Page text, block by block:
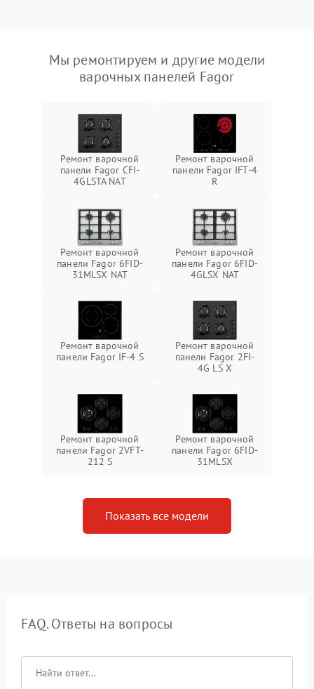
Мы ремонтируем и другие модели
варочных панелей Fagor
Ремонт варочной
панели Fagor CFI-
4GLSTA NAT
Ремонт варочной
панели Fagor IFT-4
R
Ремонт варочной
панели Fagor 6FID-
31MLSX NAT
Ремонт варочной
панели Fagor 6FID-
4GLSX NAT
Ремонт варочной
панели Fagor IF-4 S
Ремонт варочной
панели Fagor 2FI-
4G LS X
Ремонт варочной
панели Fagor 2VFT-
212 S
Ремонт варочной
панели Fagor 6FID-
31MLSX
Показать все модели
FAQ. Ответы на вопросы